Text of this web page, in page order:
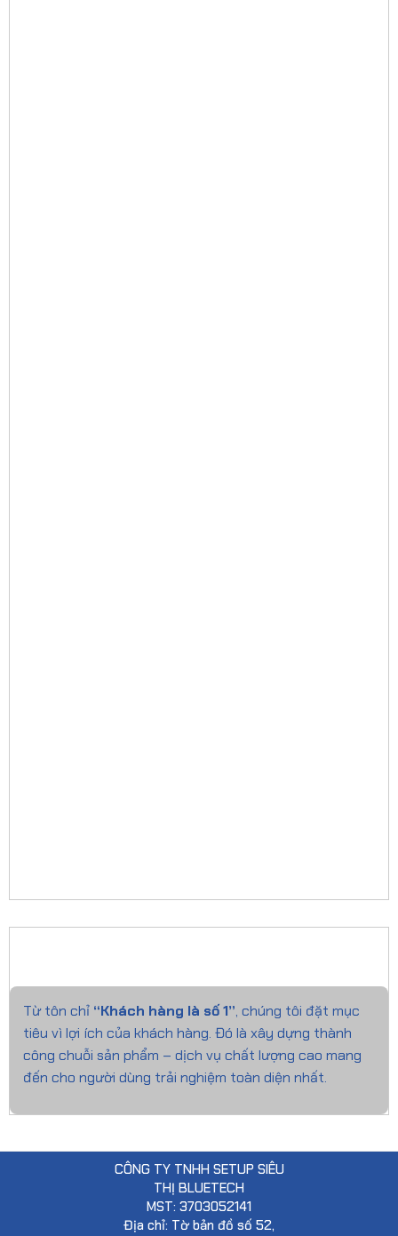
Từ tôn chỉ “Khách hàng là số 1”, chúng tôi đặt mục
tiêu vì lợi ích của khách hàng. Đó là xây dựng thành
công chuỗi sản phẩm – dịch vụ chất lượng cao mang
đến cho người dùng trải nghiệm toàn diện nhất.
CÔNG TY TNHH SETUP SIÊU
THỊ BLUETECH
MST: 3703052141
Địa chỉ: Tờ bản đồ số 52,